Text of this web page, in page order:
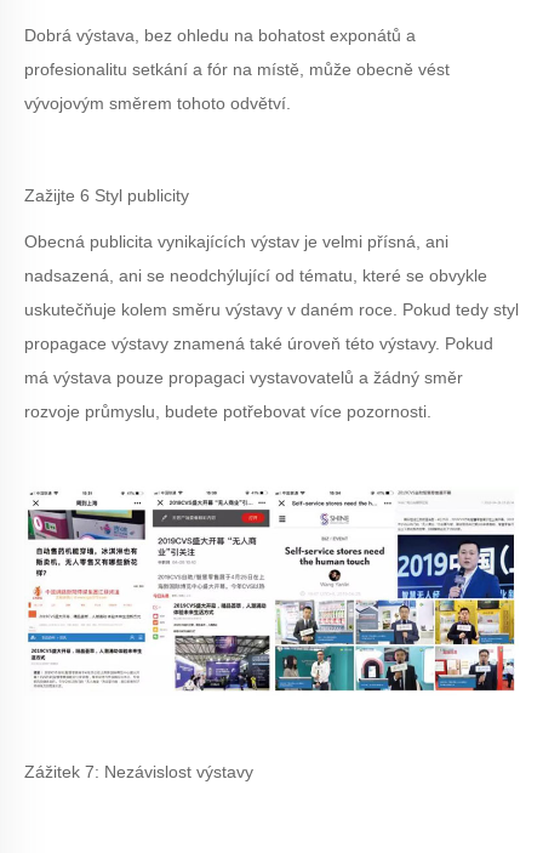
Dobrá výstava, bez ohledu na bohatost exponátů a
profesionalitu setkání a fór na místě, může obecně vést
vývojovým směrem tohoto odvětví.
Zažijte 6 Styl publicity
Obecná publicita vynikajících výstav je velmi přísná, ani
nadsazená, ani se neodchýlující od tématu, které se obvykle
uskutečňuje kolem směru výstavy v daném roce. Pokud tedy styl
propagace výstavy znamená také úroveň této výstavy. Pokud
má výstava pouze propagaci vystavovatelů a žádný směr
rozvoje průmyslu, budete potřebovat více pozornosti.
Zážitek 7: Nezávislost výstavy